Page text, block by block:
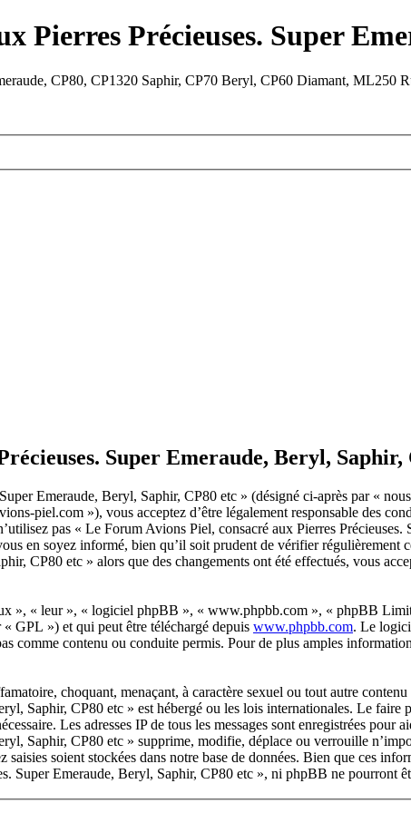
Pierres Précieuses. Super
CP80, CP1320 Saphir, CP70 Beryl, CP60 Diamant, ML250
Super Emeraude, Beryl,
Emeraude, Beryl, Saphir, CP80 etc » (désigné ci-après par «
piel.com »), vous acceptez d’être légalement responsable des
pas « Le Forum Avions Piel, consacré aux Pierres
en soyez informé, bien qu’il soit prudent de vérifier
CP80 etc » alors que des changements ont été effectués, vous
», « leur », « logiciel phpBB », « www.phpbb.com », « phpBB
« GPL ») et qui peut être téléchargé depuis www.phpbb.com. Le
comme contenu ou conduite permis. Pour de plus amples
choquant, menaçant, à caractère sexuel ou tout autre
Saphir, CP80 etc » est hébergé ou les lois internationales. Le faire
Les adresses IP de tous les messages sont enregistrées
Saphir, CP80 etc » supprime, modifie, déplace ou verrouille
soient stockées dans notre base de données. Bien que ces
Super Emeraude, Beryl, Saphir, CP80 etc », ni phpBB ne pourront